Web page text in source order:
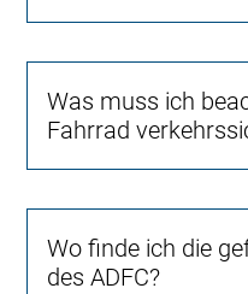
Was muss ich
Fahrrad
Wo finde ich die
des ADFC?